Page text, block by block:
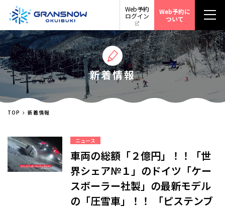
Web予約
ログイン
Web予約に
ついて
新着情報
TOP 新着情報
ニュース
車両の総額「２億円」！！「世
界シェア№１」のドイツ「ケー
スボーラー社製」の最新モデル
の「圧雪車」！！ 「ピステンブ